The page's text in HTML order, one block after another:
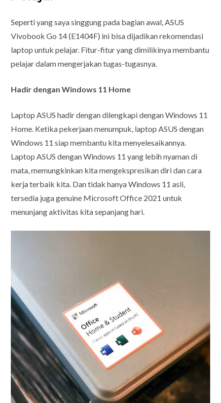
Seperti yang saya singgung pada bagian awal, ASUS
Vivobook Go 14 (E1404F) ini bisa dijadikan rekomendasi
laptop untuk pelajar. Fitur-fitur yang dimilikinya membantu
pelajar dalam mengerjakan tugas-tugasnya.
Hadir dengan Windows 11 Home
Laptop ASUS hadir dengan dilengkapi dengan Windows 11
Home. Ketika pekerjaan menumpuk, laptop ASUS dengan
Windows 11 siap membantu kita menyelesaikannya.
Laptop ASUS dengan Windows 11 yang lebih nyaman di
mata, memungkinkan kita mengekspresikan diri dan cara
kerja terbaik kita. Dan tidak hanya Windows 11 asli,
tersedia juga genuine Microsoft Office 2021 untuk
menunjang aktivitas kita sepanjang hari.